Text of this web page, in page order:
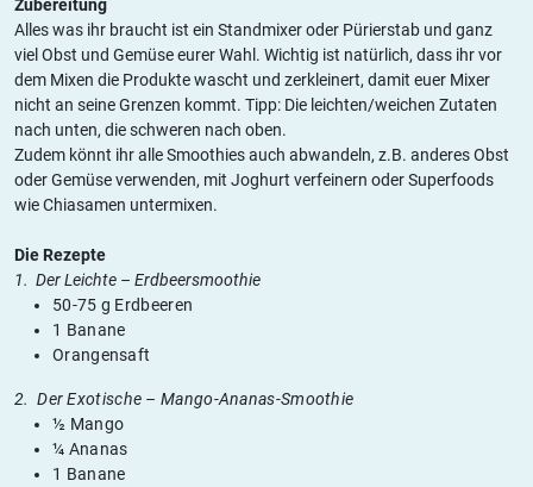
Zubereitung
Alles was ihr braucht ist ein Standmixer oder Pürierstab und ganz
viel Obst und Gemüse eurer Wahl. Wichtig ist natürlich, dass ihr vor
dem Mixen die Produkte wascht und zerkleinert, damit euer Mixer
nicht an seine Grenzen kommt. Tipp: Die leichten/weichen Zutaten
nach unten, die schweren nach oben.
Zudem könnt ihr alle Smoothies auch abwandeln, z.B. anderes Obst
oder Gemüse verwenden, mit Joghurt verfeinern oder Superfoods
wie Chiasamen untermixen.
Die Rezepte
1. Der Leichte – Erdbeersmoothie
50-75 g Erdbeeren
1 Banane
Orangensaft
2. Der Exotische – Mango-Ananas-Smoothie
½ Mango
¼ Ananas
1 Banane